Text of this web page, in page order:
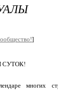
]
СУТОК!
многих